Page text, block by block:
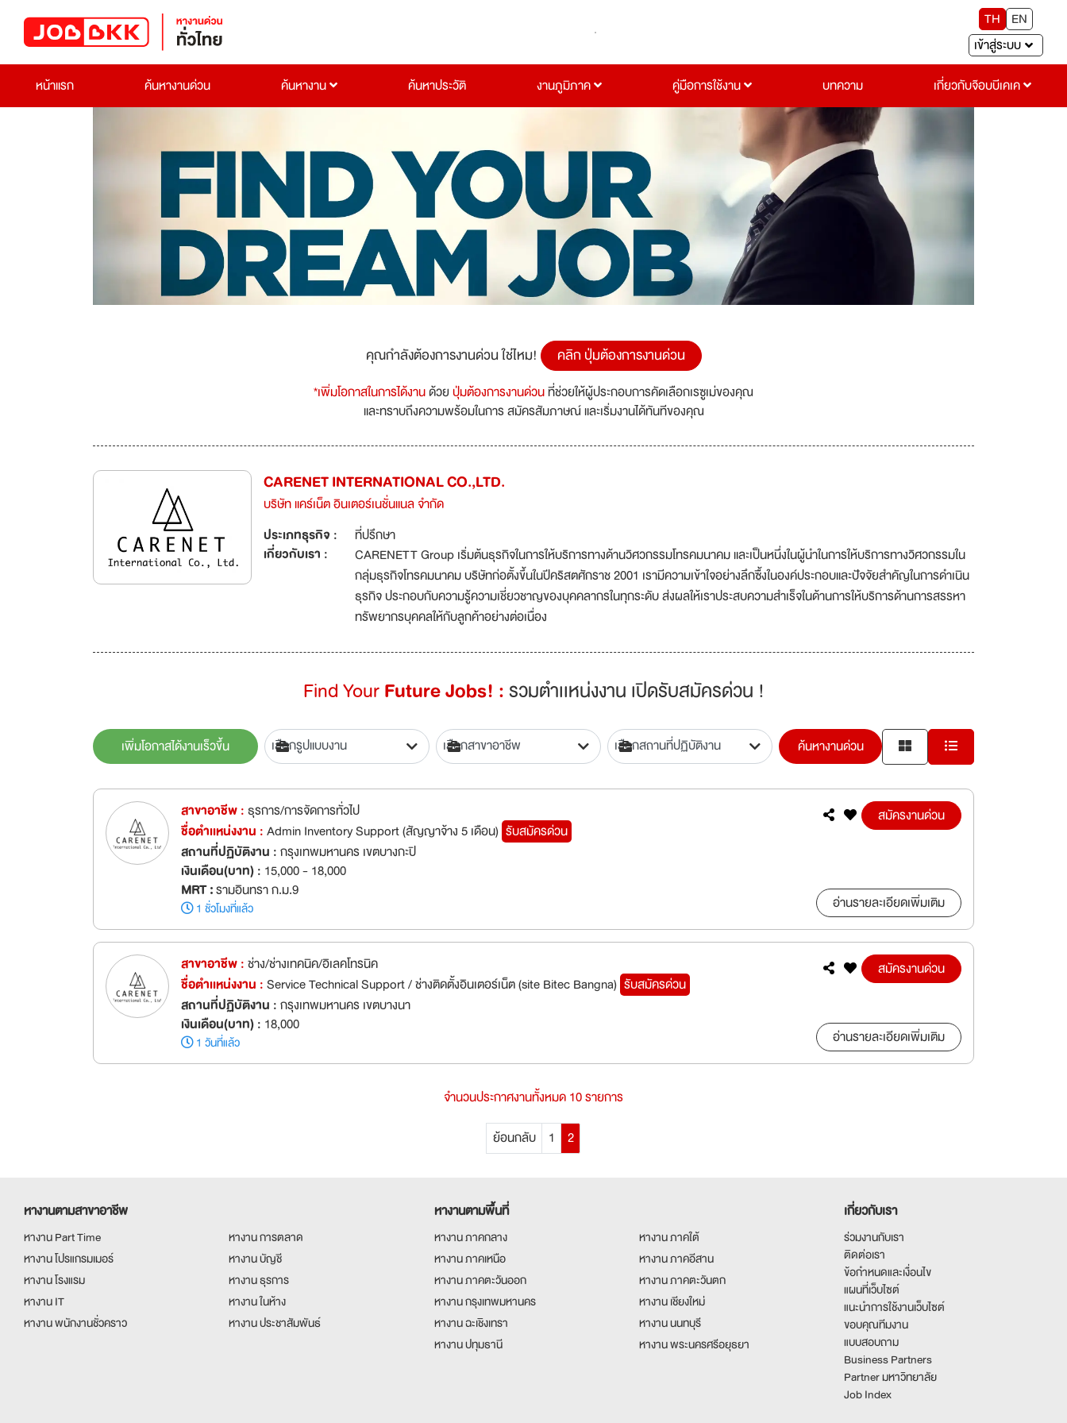
TH
EN
เข้าสู่ระบบ
หน้าแรก
ค้นหางานด่วน ค้นหางาน ค้นหาประวัติ งานภูมิภาค คู่มือการใช้งาน บทความ เกี่ยวกับจ๊อบบีเคเค
คุณกำลังต้องการงานด่วน ใช่ไหม! คลิก ปุ่มต้องการงานด่วน
*เพิ่มโอกาสในการได้งานด้วยปุ่มต้องการงานด่วนที่ช่วยให้ผู้ประกอบการคัดเลือกเรซูเม่ของคุณ
และทราบถึงความพร้อมในการ สมัครสัมภาษณ์ และเริ่มงานได้ทันทีของคุณ
CARENET INTERNATIONAL CO.,LTD.
บริษัท แคร์เน็ต อินเตอร์เนชั่นแนล จำกัด
ประเภทธุรกิจ :
ที่ปรึกษา
เกี่ยวกับเรา :
CARENETT Group เริ่มต้นธุรกิจในการให้บริการทางด้านวิศวกรรมโทรคมนาคม และเป็นหนึ่งในผู้นำในการให้บริการทางวิศวกรรมใน
กลุ่มธุรกิจโทรคมนาคม บริษัทก่อตั้งขึ้นในปีคริสตศักราช 2001 เรามีความเข้าใจอย่างลึกซื้งในองค์ประกอบและปัจจัยสำคัญในการดำเนิน
ธุรกิจ ประกอบกับความรู้ความเชี่ยวชาญของบุคคลากรในทุกระดับ ส่งผลให้เราประสบความสำเร็จในด้านการให้บริการด้านการสรรหา
ทรัพยากรบุคคลให้กับลูกค้าอย่างต่อเนื่อง
Find YourFuture Jobs! :รวมตำเเหน่งงาน เปิดรับสมัครด่วน !
เพิ่มโอกาสได้งานเร็วขึ้น ค้นหางานด่วน
สาขาอาชีพ : ธุรการ/การจัดการทั่วไป
ชื่อตำเเหน่งงาน :Admin Inventory Support (สัญญาจ้าง 5 เดือน) รับสมัครด่วน
สถานที่ปฏิบัติงาน :กรุงเทพมหานคร เขตบางกะปิ
เงินเดือน(บาท) : 15,000 - 18,000
MRT :รามอินทรา ก.ม.9
1 ชั่วโมงที่แล้ว
สมัครงานด่วน
อ่านรายละเอียดเพิ่มเติม
สาขาอาชีพ :ช่าง/ช่างเทคนิค/อิเลคโทรนิค
ชื่อตำเเหน่งงาน :Service Technical Support / ช่างติดตั้งอินเตอร์เน็ต (site Bitec Bangna) รับสมัครด่วน
สถานที่ปฏิบัติงาน :กรุงเทพมหานคร เขตบางนา
เงินเดือน(บาท) : 18,000
1 วันที่แล้ว
สมัครงานด่วน
อ่านรายละเอียดเพิ่มเติม
จำนวนประกาศงานทั้งหมด 10 รายการ
ย้อนกลับ
1 2
หางานตามสาขาอาชีพ
หางาน Part Time
หางาน การตลาด
หางาน โปรแกรมเมอร์
หางาน บัญชี
หางาน โรงแรม
หางาน ธุรการ
หางาน IT
หางาน ในห้าง
หางาน พนักงานชั่วคราว
หางาน ประชาสัมพันธ์
หางานตามพื้นที่
หางาน ภาคกลาง
หางาน ภาคใต้
หางาน ภาคเหนือ
หางาน ภาคอีสาน
หางาน ภาคตะวันออก
หางาน ภาคตะวันตก
หางาน กรุงเทพมหานคร
หางาน เชียงใหม่
หางาน ฉะเชิงเทรา
หางาน นนทบุรี
หางาน ปทุมธานี
หางาน พระนครศรีอยุธยา
เกี่ยวกับเรา
ร่วมงานกับเรา
ติดต่อเรา
ข้อกำหนดและเงื่อนไข
แผนที่เว็บไซต์
แนะนำการใช้งานเว็บไซต์
ขอบคุณทีมงาน
แบบสอบถาม
Business Partners
Partner มหาวิทยาลัย
Job Index